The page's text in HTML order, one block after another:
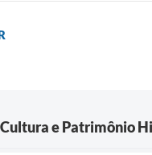
Cultura e Patrimônio